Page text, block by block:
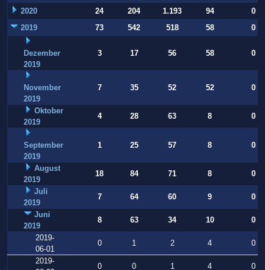
2020
24 204 1.193 94
0
2019
73 542 518 58 0
Dezember
2019
3 17 56 58 0
November
2019
7 35 52 52 0
Oktober
2019
4 28 63 8 0
September
2019
1 25 57 8 0
August
2019
18 84 71 8
0
Juli
2019
7 64 60 9
0
Juni
2019
8 63 34 10
0
2019-
06-01
0 1 2 4
0
2019-
0 0 1 4
0